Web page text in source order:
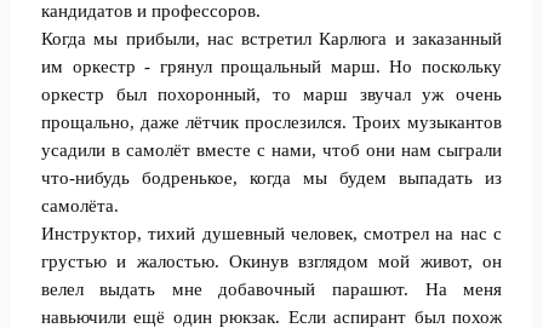
кандидатов и профессоров.
Когда мы прибыли, нас встретил Карлюга и заказанный
им оркестр - грянул прощальный марш. Но поскольку
оркестр был похоронный, то марш звучал уж очень
прощально, даже лётчик прослезился. Троих музыкантов
усадили в самолёт вместе с нами, чтоб они нам сыграли
что-нибудь бодренькое, когда мы будем выпадать из
самолёта.
Инструктор, тихий душевный человек, смотрел на нас с
грустью и жалостью. Окинув взглядом мой живот, он
велел выдать мне добавочный парашют. На меня
навьючили ещё один рюкзак. Если аспирант был похож